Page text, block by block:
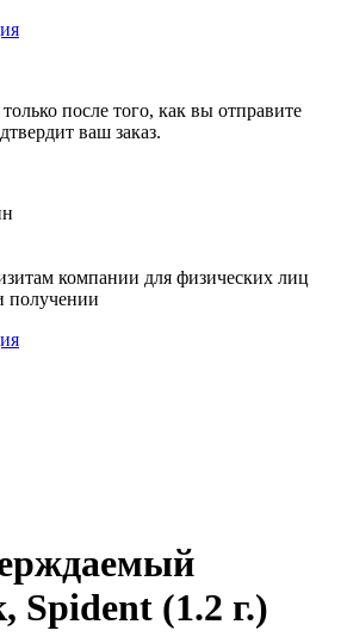
после того, как вы отправите
ваш заказ.
компании для физических лиц
Spident (1.2 г.)